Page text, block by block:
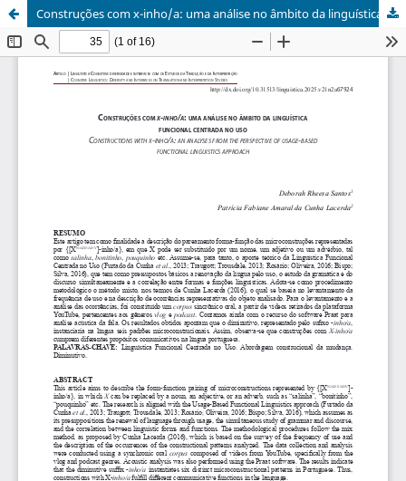
Construções com x-inho/a: uma análise no âmbito da linguística funcional centrada no uso